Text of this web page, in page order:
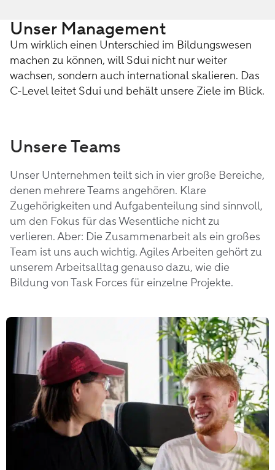
Unser Management
Um wirklich einen Unterschied im Bildungswesen
machen zu können, will Sdui nicht nur weiter
wachsen, sondern auch international skalieren. Das
C-Level leitet Sdui und behält unsere Ziele im Blick.
Unsere Teams
Unser Unternehmen teilt sich in vier große Bereiche,
denen mehrere Teams angehören. Klare
Zugehörigkeiten und Aufgabenteilung sind sinnvoll,
um den Fokus für das Wesentliche nicht zu
verlieren. Aber: Die Zusammenarbeit als ein großes
Team ist uns auch wichtig. Agiles Arbeiten gehört zu
unserem Arbeitsalltag genauso dazu, wie die
Bildung von Task Forces für einzelne Projekte.